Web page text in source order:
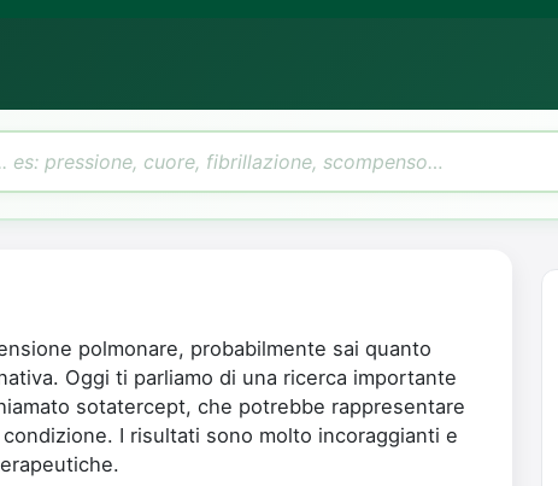
polmonare, probabilmente sai quanto
Oggi ti parliamo di una ricerca importante
sotatercept, che potrebbe rappresentare
I risultati sono molto incoraggianti e